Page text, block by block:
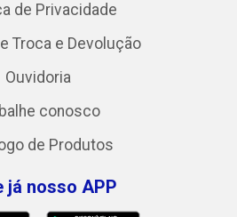
de Privacidade
Troca e Devolução
Ouvidoria
conosco
de Produtos
já nosso APP